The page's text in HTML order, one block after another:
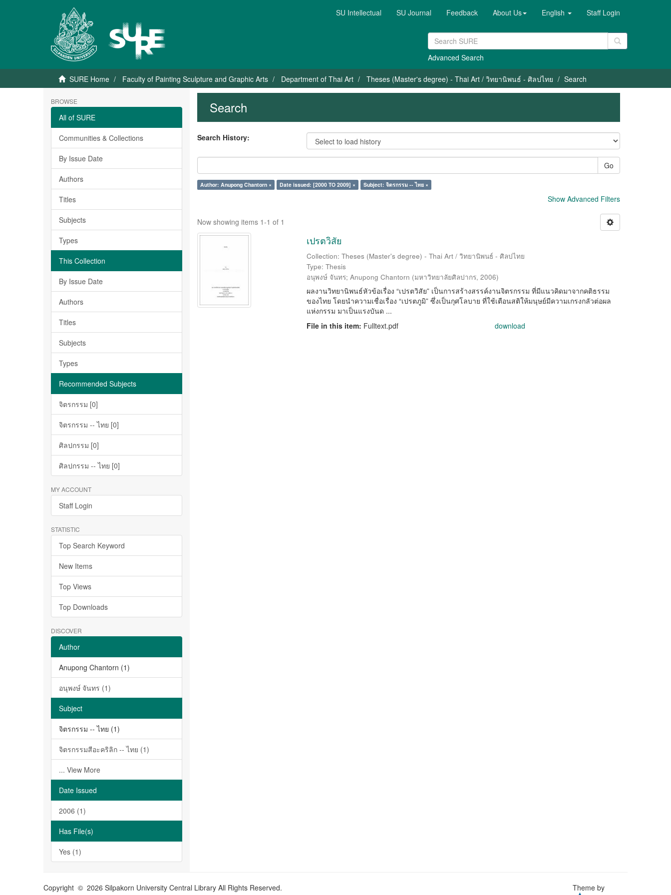
SU Intellectual SU Journal Feedback About Us English Staff Login
Advanced Search
SURE Home Faculty of Painting Sculpture and Graphic Arts Department of Thai Art Theses (Master's degree) - Thai Art / วิทยานิพนธ์ - ศิลปไทย Search
BROWSE
All of SURE
Communities & Collections
By Issue Date
Authors
Titles
Subjects
Types
This Collection
By Issue Date
Authors
Titles
Subjects
Types
Recommended Subjects
จิตรกรรม [0]
จิตรกรรม -- ไทย [0]
ศิลปกรรม [0]
ศิลปกรรม -- ไทย [0]
MY ACCOUNT
Staff Login
STATISTIC
Top Search Keyword
New Items
Top Views
Top Downloads
DISCOVER
Author
Anupong Chantorn (1)
อนุพงษ์ จันทร (1)
Subject
จิตรกรรม -- ไทย (1)
จิตรกรรมสีอะคริลิก -- ไทย (1)
... View More
Date Issued
2006 (1)
Has File(s)
Yes (1)
Search
Search History:
Go
Author: Anupong Chantorn × Date issued: [2000 TO 2009] × Subject: จิตรกรรม -- ไทย ×
Show Advanced Filters
Now showing items 1-1 of 1
เปรตวิสัย
Collection: Theses (Master's degree) - Thai Art / วิทยานิพนธ์ - ศิลปไทย
Type: Thesis
อนุพงษ์ จันทร; Anupong Chantorn (มหาวิทยาลัยศิลปากร, 2006)
ผลงานวิทยานิพนธ์หัวข้อเรื่อง “เปรตวิสัย” เป็นการสร้างสรรค์งานจิตรกรรม ที่มีแนวคิดมาจากคติธรรม
ของไทย โดยนำความเชื่อเรื่อง “เปรตภูมิ” ซึ่งเป็นกุศโลบาย ที่ใช้เตือนสติให้มนุษย์มีความเกรงกลัวต่อผล
แห่งกรรม มาเป็นแรงบันด ...
File in this item: Fulltext.pdf download
Copyright © 2026 Silpakorn University Central Library All Rights Reserved. Theme by